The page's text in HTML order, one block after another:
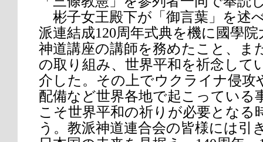
彬子女王殿下が「御言葉」を述
派連結成120周年式典を機に國學
神道講座の講師を務めたこと、ま
の取り組み、世界平和を祈念して
介した。その上でウクライナ侵攻
配備など世界各地で起こっている
こそ世界平和の祈りが必要となる
う。教派神道連合会の皆様には引